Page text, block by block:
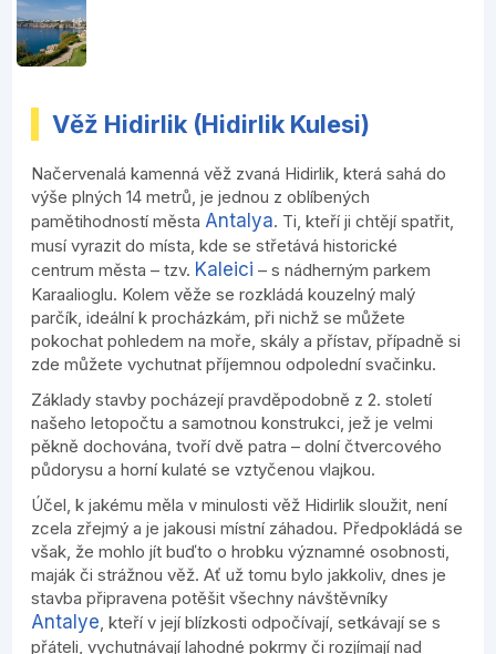
Věž Hidirlik (Hidirlik Kulesi)
Načervenalá kamenná věž zvaná Hidirlik, která sahá do
výše plných 14 metrů, je jednou z oblíbených
pamětihodností města Antalya. Ti, kteří ji chtějí spatřit,
musí vyrazit do místa, kde se střetává historické
centrum města – tzv. Kaleici – s nádherným parkem
Karaalioglu. Kolem věže se rozkládá kouzelný malý
parčík, ideální k procházkám, při nichž se můžete
pokochat pohledem na moře, skály a přístav, případně si
zde můžete vychutnat příjemnou odpolední svačinku.
Základy stavby pocházejí pravděpodobně z 2. století
našeho letopočtu a samotnou konstrukci, jež je velmi
pěkně dochována, tvoří dvě patra – dolní čtvercového
půdorysu a horní kulaté se vztyčenou vlajkou.
Účel, k jakému měla v minulosti věž Hidirlik sloužit, není
zcela zřejmý a je jakousi místní záhadou. Předpokládá se
však, že mohlo jít buďto o hrobku významné osobnosti,
maják či strážnou věž. Ať už tomu bylo jakkoliv, dnes je
stavba připravena potěšit všechny návštěvníky
Antalye , kteří v její blízkosti odpočívají, setkávají se s
přáteli, vychutnávají lahodné pokrmy či rozjímají nad